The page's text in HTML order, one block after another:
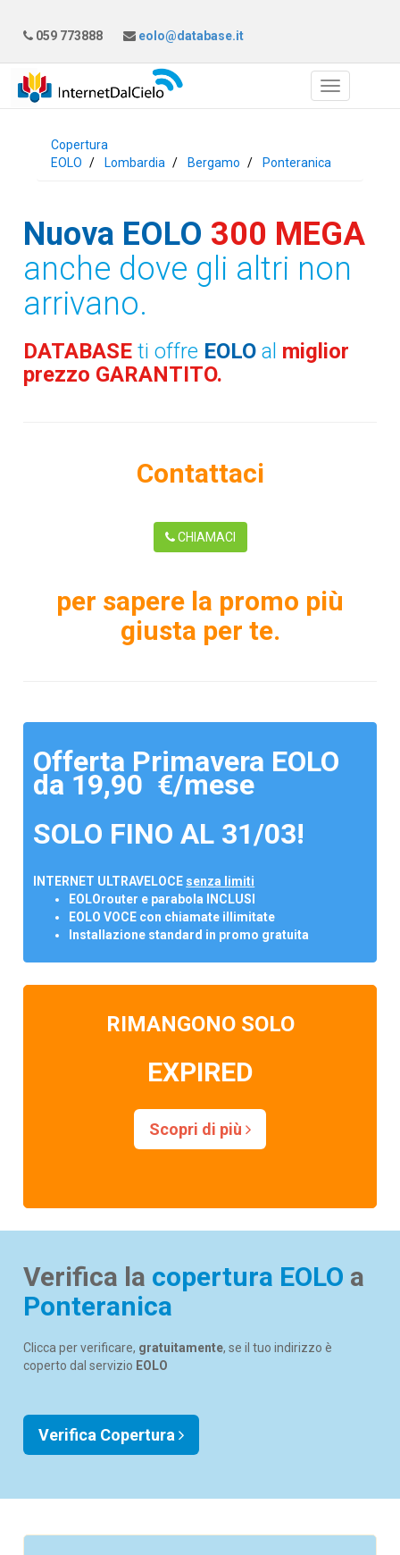
059 773888 eolo@database.it
Copertura
EOLO
Lombardia Bergamo Ponteranica
Nuova EOLO 300 MEGA
anche dove gli altri non
arrivano.
DATABASEti offre EOLO al miglior
prezzo GARANTITO.
Contattaci
CHIAMACI
per sapere la promo più
giusta per te.
Offerta Primavera EOLO
da 19,90 €/mese
SOLO FINO AL 31/03!
INTERNET ULTRAVELOCE senza limiti
EOLOrouter e parabola INCLUSI
EOLO VOCE con chiamate illimitate
Installazione standard in promo gratuita
RIMANGONO SOLO
EXPIRED
Scopri di più
Verifica la copertura EOLO a
Ponteranica
Clicca per verificare, gratuitamente, se il tuo indirizzo è
coperto dal servizio EOLO
Verifica Copertura